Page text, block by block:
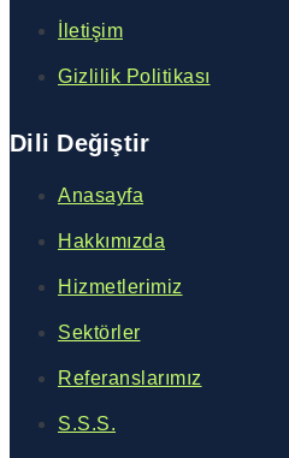
İletişim
Gizlilik Politikası
Dili Değiştir
Anasayfa
Hakkımızda
Hizmetlerimiz
Sektörler
Referanslarımız
S.S.S.